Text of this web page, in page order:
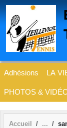
Adhésions LA
PHOTOS &
Accueil
Panneau de